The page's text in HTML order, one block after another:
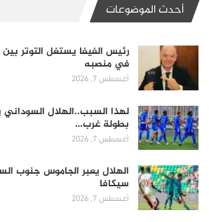
أحدث الموضوعات
رئيس الفيفا يستغل التوتر بين
في منصبه
أغسطس 7, 2026
لهذا السبب..الهلال
بطولة غرب…
أغسطس 7, 2026
الهلال يعبر الجاموس جنوب
سيكافا
أغسطس 7, 2026